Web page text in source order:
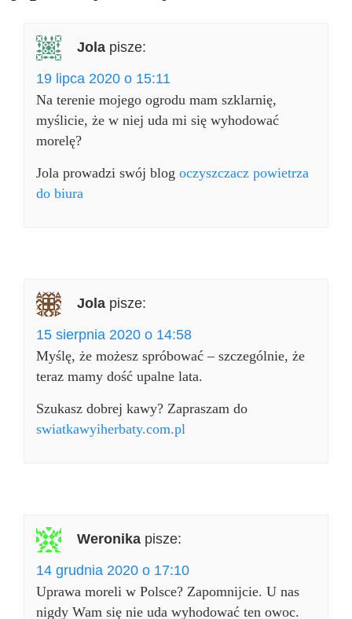
Jola pisze:
19 lipca 2020 o 15:11
Na terenie mojego ogrodu mam szklarnię,
myślicie, że w niej uda mi się wyhodować
morelę?
Jola prowadzi swój blog oczyszczacz powietrza
do biura
Jola pisze:
15 sierpnia 2020 o 14:58
Myślę, że możesz spróbować – szczególnie, że
teraz mamy dość upalne lata.
Szukasz dobrej kawy? Zapraszam do
swiatkawyiherbaty.com.pl
Weronika pisze:
14 grudnia 2020 o 17:10
Uprawa moreli w Polsce? Zapomnijcie. U nas
nigdy Wam się nie uda wyhodować ten owoc.